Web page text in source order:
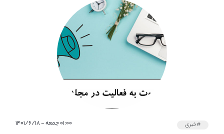
#خبری ۰۱:۰۰ جمعه - ۱۴۰۱/۶/۱۸